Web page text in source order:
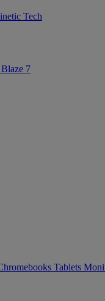
Tech
7
Tablets